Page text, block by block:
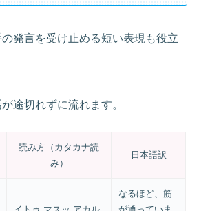
発言を受け止める短い表現も役立
途切れずに流れます。
読み方（カタカナ読
み）
日本語訳
なるほど、筋